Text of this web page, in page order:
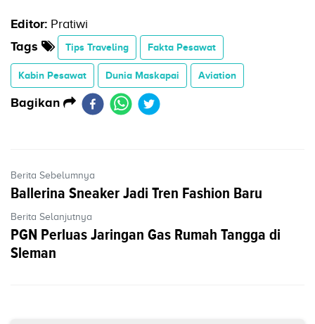
Editor: Pratiwi
Tags
Tips Traveling Fakta Pesawat
Kabin Pesawat Dunia Maskapai Aviation
Bagikan
Berita Sebelumnya
Ballerina Sneaker Jadi Tren Fashion Baru
Berita Selanjutnya
PGN Perluas Jaringan Gas Rumah Tangga di
Sleman